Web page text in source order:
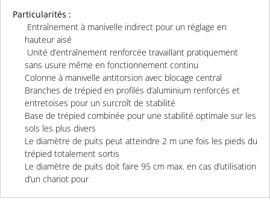
Particularités :
Entraînement à manivelle indirect pour un réglage en
hauteur aisé
Unité d’entraînement renforcée travaillant pratiquement
sans usure même en fonctionnement continu
Colonne à manivelle antitorsion avec blocage central
Branches de trépied en profilés d’aluminium renforcés et
entretoises pour un surcroît de stabilité
Base de trépied combinée pour une stabilité optimale sur les
sols les plus divers
Le diamètre de puits peut atteindre 2 m une fois les pieds du
trépied totalement sortis
Le diamètre de puits doit faire 95 cm max. en cas d’utilisation
d’un chariot pour